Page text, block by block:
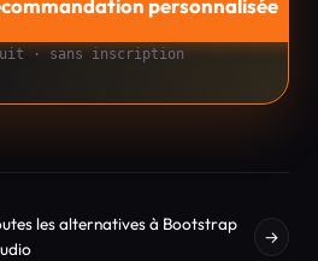
personnalisée
· sans inscription
les alternatives à Bootstrap
→